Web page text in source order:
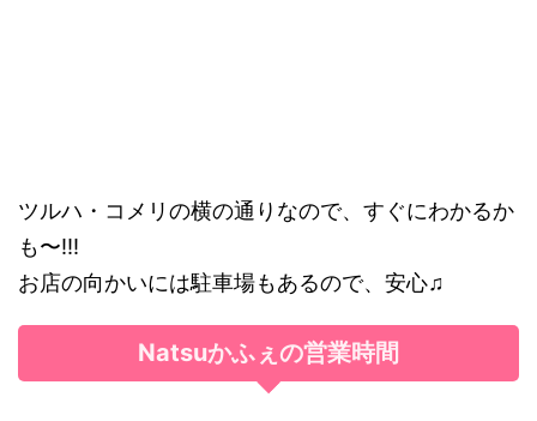
ツルハ・コメリの横の通りなので、すぐにわかるか
も〜!!!
お店の向かいには駐車場もあるので、安心♫
Natsuかふぇの営業時間